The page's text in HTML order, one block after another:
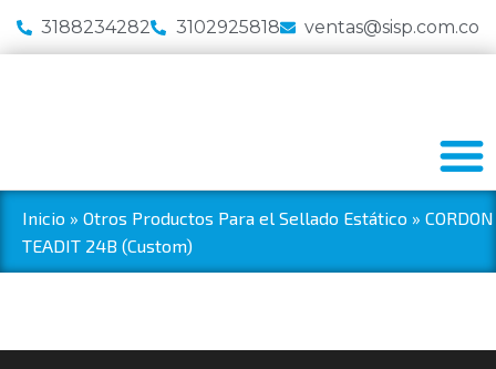
3188234282 3102925818 ventas@sisp.com.co
Inicio » Otros Productos Para el Sellado Estático » CORDON
TEADIT 24B (Custom)